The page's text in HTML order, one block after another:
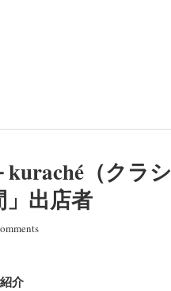
kuraché（クラシ
」出店者
介